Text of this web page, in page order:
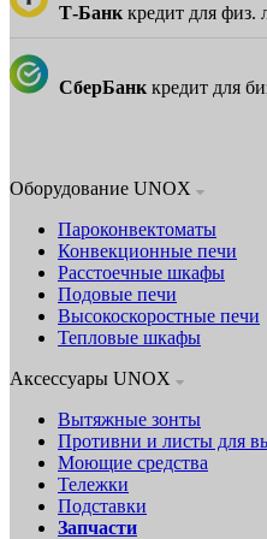
Т-Банк кредит для физ.
СберБанк кредит для
Оборудование UNOX
Пароконвектоматы
Конвекционные печи
Расстоечные шкафы
Подовые печи
Высокоскоростные печи
Тепловые шкафы
Аксессуары UNOX
Вытяжные зонты
Противни и листы для
Моющие средства
Тележки
Подставки
Запчасти